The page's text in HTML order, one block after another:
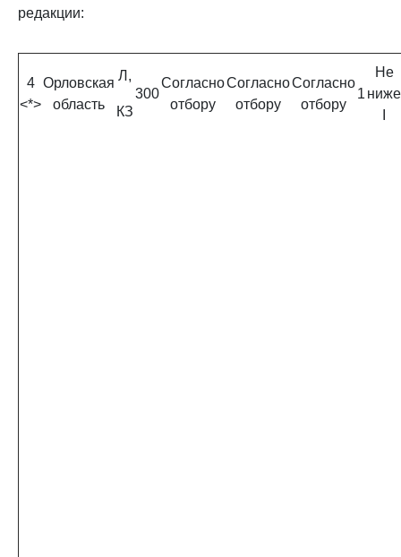
редакции:
4
<*>
Орловская
область
Л,
КЗ
300
Согласно
отбору
Согласно
отбору
Согласно
отбору
1
Не
ниже